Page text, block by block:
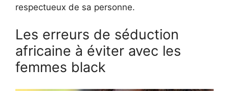
respectueux de sa personne.
Les erreurs de séduction
africaine à éviter avec les
femmes black